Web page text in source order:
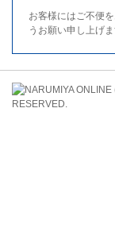
お客様にはご不便
うお願い申し上げま